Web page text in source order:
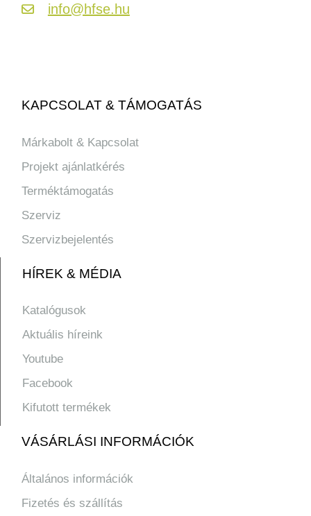
info@hfse.hu
KAPCSOLAT & TÁMOGATÁS
Márkabolt & Kapcsolat
Projekt ajánlatkérés
Terméktámogatás
Szerviz
Szervizbejelentés
HÍREK & MÉDIA
Katalógusok
Aktuális híreink
Youtube
Facebook
Kifutott termékek
VÁSÁRLÁSI INFORMÁCIÓK
Általános információk
Fizetés és szállítás